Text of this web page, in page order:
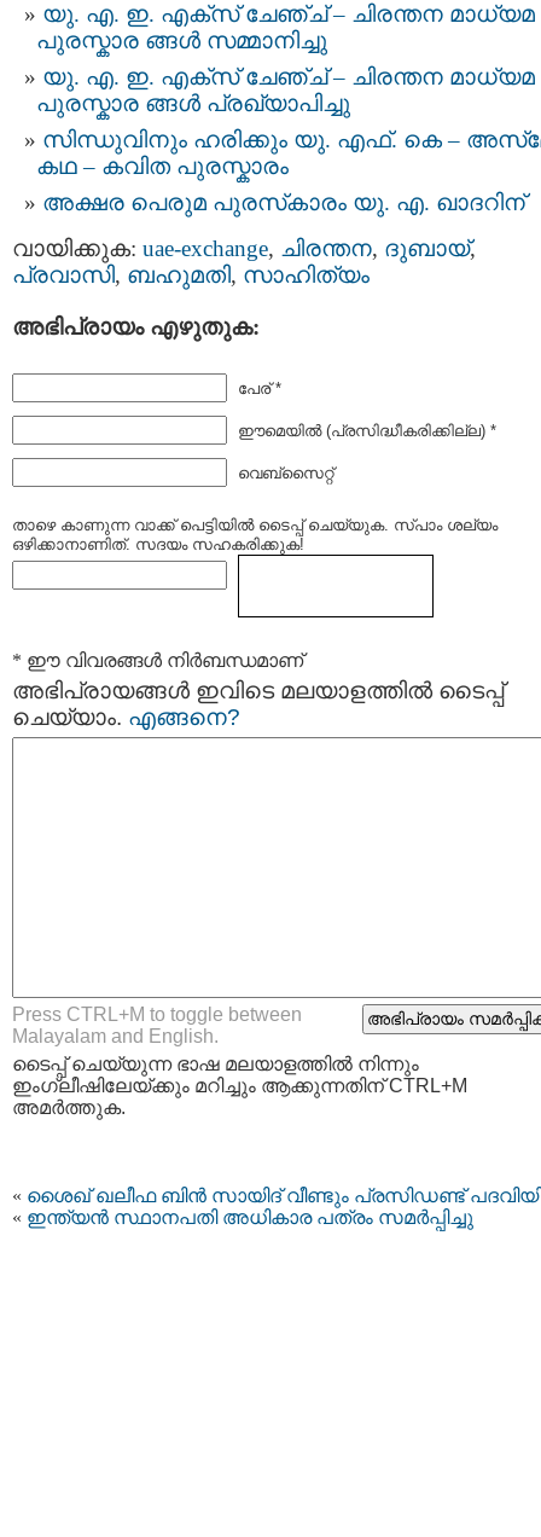
യു. എ. ഇ. എക്സ് ചേഞ്ച് – ചിരന്തന മാധ്യമ
പുരസ്കാര ങ്ങൾ സമ്മാനിച്ചു
യു. എ. ഇ. എക്സ് ചേഞ്ച് – ചിരന്തന മാധ്യമ
പുരസ്കാര ങ്ങൾ പ്രഖ്യാപിച്ചു
സിന്ധുവിനും ഹരിക്കും യു. എഫ്. കെ –
കഥ – കവിത പുരസ്കാരം
അക്ഷര പെരുമ പുരസ്‌കാരം യു. എ. ഖാദറിന്
വായിക്കുക: uae-exchange, ചിരന്തന, ദുബായ്‌,
പ്രവാസി, ബഹുമതി, സാഹിത്യം
അഭിപ്രായം എഴുതുക:
പേര് *
ഈമെയില്‍ (പ്രസിദ്ധീകരിക്കില്ല) *
വെബ്സൈറ്റ്
താഴെ കാണുന്ന വാക്ക് പെട്ടിയില്‍ ടൈപ്പ്‌ ചെയ്യുക. സ്പാം ശല്യം
ഒഴിക്കാനാണിത്. സദയം സഹകരിക്കുക!
* ഈ വിവരങ്ങള്‍ നിര്‍ബന്ധമാണ്
അഭിപ്രായങ്ങള്‍ ഇവിടെ മലയാളത്തില്‍ ടൈപ്പ്
ചെയ്യാം. എങ്ങനെ?
Press CTRL+M to toggle between
Malayalam and English.
ടൈപ്പ്‌ ചെയ്യുന്ന ഭാഷ മലയാളത്തില്‍ നിന്നും
ഇംഗ്ലീഷിലേയ്ക്കും മറിച്ചും ആക്കുന്നതിന് CTRL+M
അമര്‍ത്തുക.
« ശൈഖ് ഖലീഫ ബിൻ സായിദ് വീണ്ടും പ്രസിഡണ്ട്
« ഇന്ത്യന്‍ സ്ഥാനപതി അധികാര പത്രം സമർപ്പിച്ചു